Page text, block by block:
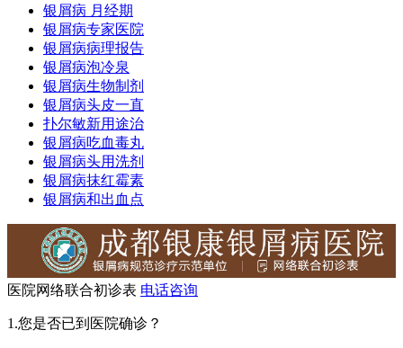
银屑病 月经期
银屑病专家医院
银屑病病理报告
银屑病泡冷泉
银屑病生物制剂
银屑病头皮一直
扑尔敏新用途治
银屑病吃血毒丸
银屑病头用洗剂
银屑病抹红霉素
银屑病和出血点
医院网络联合初诊表 电话咨询
1.您是否已到医院确诊？